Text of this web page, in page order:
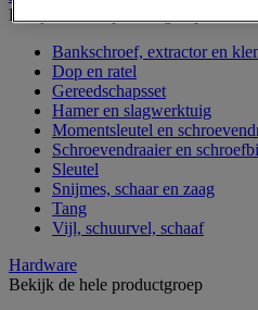
Bekijk de hele productgroep
Bankschroef, extractor en
Dop en ratel
Gereedschapsset
Hamer en slagwerktuig
Momentsleutel en
Schroevendraaier en
Sleutel
Snijmes, schaar en zaag
Tang
Vijl, schuurvel, schaaf
Hardware
Bekijk de hele productgroep